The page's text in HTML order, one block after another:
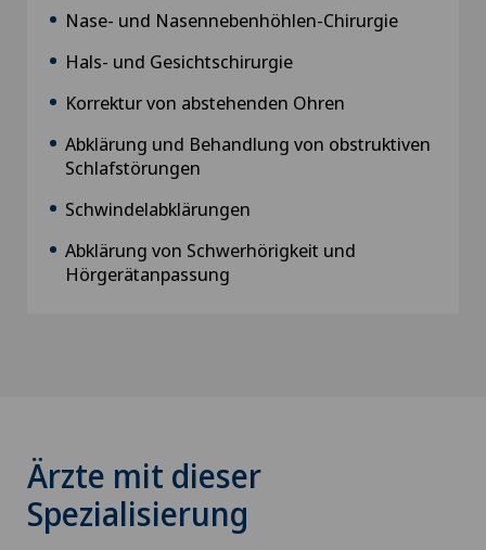
Nase- und Nasennebenhöhlen-Chirurgie
Hals- und Gesichtschirurgie
Korrektur von abstehenden Ohren
Abklärung und Behandlung von obstruktiven
Schlafstörungen
Schwindelabklärungen
Abklärung von Schwerhörigkeit und
Hörgerätanpassung
Ärzte mit dieser
Spezialisierung